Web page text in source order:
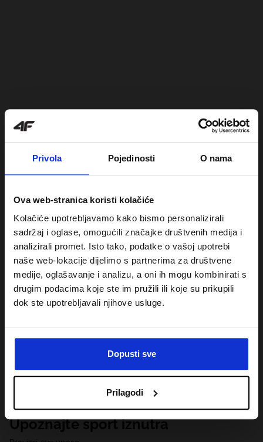
Privola Pojedinosti O nama
Ova web-stranica koristi kolačiće
Kolačiće upotrebljavamo kako bismo personalizirali
sadržaj i oglase, omogućili značajke društvenih medija i
analizirali promet. Isto tako, podatke o vašoj upotrebi
naše web-lokacije dijelimo s partnerima za društvene
medije, oglašavanje i analizu, a oni ih mogu kombinirati s
drugim podacima koje ste im pružili ili koje su prikupili
dok ste upotrebljavali njihove usluge.
Dopusti sve
Prilagodi
Upoznajte sport iznutra